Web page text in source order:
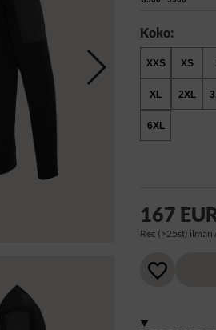
Koko:
XXS XS
XL 2XL
6XL
167
Rec (>25st) ilman